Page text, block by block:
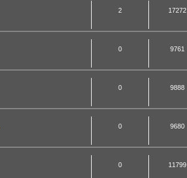
2 17272
0 9761
0 9888
0 9680
0 11799